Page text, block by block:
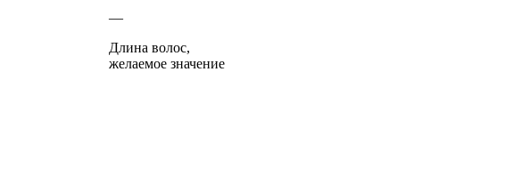
—
Длина волос,
желаемое значение